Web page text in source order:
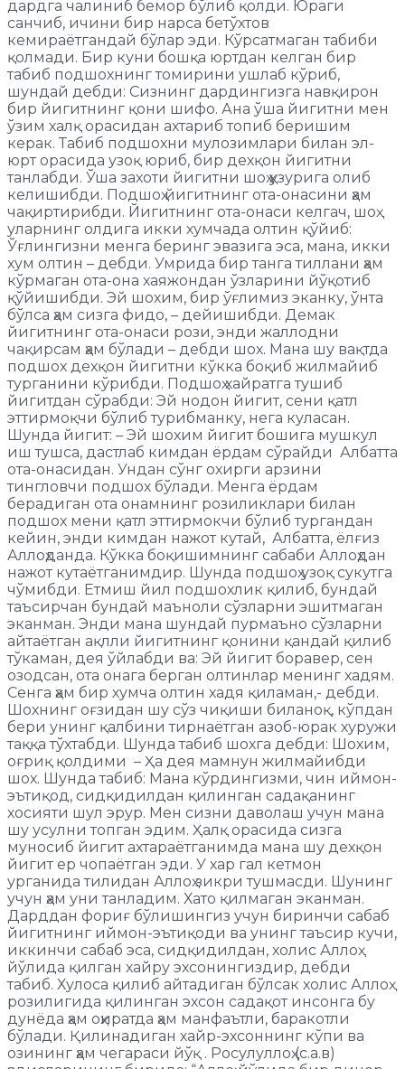
дардга чалиниб бемор бўлиб қолди. Юраги
санчиб, ичини бир нарса бетўхтов
кемираётгандай бўлар эди. Кўрсатмаган табиби
қолмади. Бир куни бошқа юртдан келган бир
табиб подшохнинг томирини ушлаб кўриб,
шундай дебди: Сизнинг дардингизга навқирон
бир йигитнинг қони шифо. Ана ўша йигитни мен
ўзим халқ орасидан ахтариб топиб беришим
керак. Табиб подшохни мулозимлари билан эл-
юрт орасида узоқ юриб, бир дехқон йигитни
танлабди. Ўша захоти йигитни шоҳ ҳузурига олиб
келишибди. Подшоҳ йигитнинг ота-онасини ҳам
чақиртирибди. Йигитнинг ота-онаси келгач, шоҳ
уларнинг олдига икки хумчада олтин қўйиб:
Ўғлингизни менга беринг эвазига эса, мана, икки
хум олтин – дебди. Умрида бир танга тиллани ҳам
кўрмаган ота-она хаяжондан ўзларини йўқотиб
қўйишибди. Эй шохим, бир ўғлимиз эканку, ўнта
бўлса ҳам сизга фидо, – дейишибди. Демак
йигитнинг ота-онаси рози, энди жаллодни
чақирсам ҳам бўлади – дебди шох. Мана шу вақтда
подшох дехқон йигитни кўкка боқиб жилмайиб
турганини кўрибди. Подшоҳ хайратга тушиб
йигитдан сўрабди: Эй нодон йигит, сени қатл
эттирмоқчи бўлиб турибманку, нега куласан.
Шунда йигит: – Эй шохим йигит бошига мушкул
иш тушса, дастлаб кимдан ёрдам сўрайди Албатта
ота-онасидан. Ундан сўнг охирги арзини
тингловчи подшох бўлади. Менга ёрдам
берадиган ота онамнинг розиликлари билан
подшох мени қатл эттирмокчи бўлиб тургандан
кейин, энди кимдан нажот кутай, Албатта, ёлғиз
Аллоҳданда. Кўкка боқишимнинг сабаби Аллоҳдан
нажот кутаётганимдир. Шунда подшоҳ узоқ сукутга
чўмибди. Етмиш йил подшохлик қилиб, бундай
таъсирчан бундай маъноли сўзларни эшитмаган
эканман. Энди мана шундай пурмаъно сўзларни
айтаётган ақлли йигитнинг қонини қандай қилиб
тўкаман, дея ўйлабди ва: Эй йигит боравер, сен
озодсан, ота онага берган олтинлар менинг хадям.
Сенга ҳам бир хумча олтин хадя қиламан,- дебди.
Шохнинг оғзидан шу сўз чиқиши биланоқ, кўпдан
бери унинг қалбини тирнаётган азоб-юрак хуружи
таққа тўхтабди. Шунда табиб шохга дебди: Шохим,
оғриқ қолдими – Ҳа дея мамнун жилмайибди
шох. Шунда табиб: Мана кўрдингизми, чин иймон-
эътиқод, сидқидилдан қилинган садақанинг
хосияти шул эрур. Мен сизни даволаш учун мана
шу усулни топган эдим. Ҳалқ орасида сизга
муносиб йигит ахтараётганимда мана шу дехқон
йигит ер чопаётган эди. У хар гал кетмон
урганида тилидан Аллоҳ зикри тушмасди. Шунинг
учун ҳам уни танладим. Хато қилмаган эканман.
Дарддан фориғ бўлишингиз учун биринчи сабаб
йигитнинг иймон-эътиқоди ва унинг таъсир кучи,
иккинчи сабаб эса, сидқидилдан, холис Аллоҳ
йўлида қилган хайру эхсонингиздир, дебди
табиб. Хулоса қилиб айтадиган бўлсак холис Аллоҳ
розилигида қилинган эхсон садақот инсонга бу
дунёда ҳам оҳиратда ҳам манфаътли, баракотли
бўлади. Қилинадиган хайр-эхсоннинг кўпи ва
озининг ҳам чегараси йўқ . Росулуллоҳ (с.а.в)